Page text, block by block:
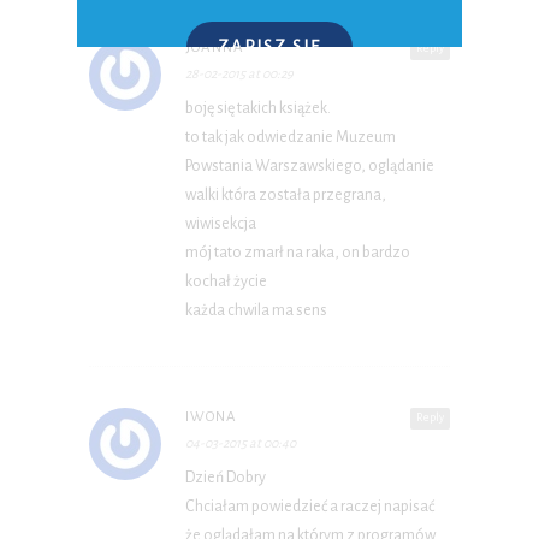
Reply
JOANNA
boję się takich książek.
to tak jak odwiedzanie Muzeum
Powstania Warszawskiego, oglądanie
walki która została przegrana,
wiwisekcja
mój tato zmarł na raka, on bardzo
kochał życie
każda chwila ma sens
IWONA
Dzień Dobry
Chciałam powiedzieć a raczej napisać
ZAPISZ SIĘ
P.S. W każdej chwili możesz wypisać się z kursu.